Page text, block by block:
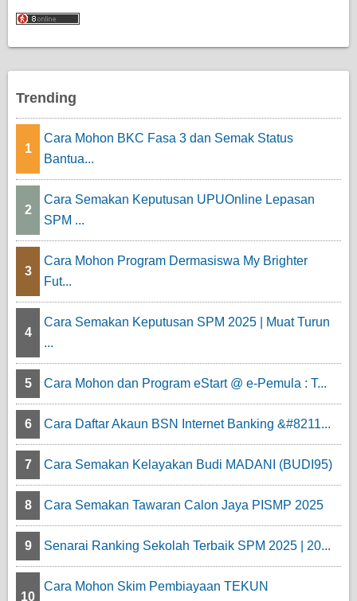
Trending
1
Cara Mohon BKC Fasa 3 dan Semak Status
Bantua...
2
Cara Semakan Keputusan UPUOnline Lepasan
SPM ...
3
Cara Mohon Program Dermasiswa My Brighter
Fut...
4
Cara Semakan Keputusan SPM 2025 | Muat Turun
...
5 Cara Mohon dan Program eStart @ e-Pemula : T...
6 Cara Daftar Akaun BSN Internet Banking &#8211...
7 Cara Semakan Kelayakan Budi MADANI (BUDI95)
8 Cara Semakan Tawaran Calon Jaya PISMP 2025
9 Senarai Ranking Sekolah Terbaik SPM 2025 | 20...
10
Cara Mohon Skim Pembiayaan TEKUN